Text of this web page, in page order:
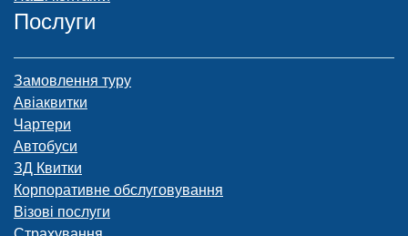
Послуги
Замовлення туру
Авіаквитки
Чартери
Автобуси
ЗД Квитки
Корпоративне обслуговування
Візові послуги